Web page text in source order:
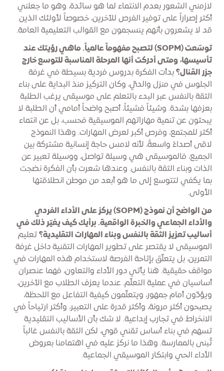
لازمني الشعور بعدم الانتماء لما هو سائدة، وهو ما جعلني
أكثر إصراراً على توفير الفرص للآخرين، خصوصاً لأولئك الذين
قد لا يشعرون بأنهم ينسجمون مع القوالب التعليمية العامة.
توسّعت (SOPM) لتصبح مفهوماً عالمياً. ماهي رؤيتك عند
تأسيسها، ومتى أدركت أنها المرحلة المناسبة للتوسع خارج
جزر القنال؟ بدأت الفكرة بدروس فردية بسيطة في غرفة
الجلوس في منزل والديّ، وكان التركيز منذ البداية على بناء
الثقة بالنفس عبر البدء بالتعلم على موسيقى يرغب الطلبة
بعزفها بشدة. وشيئاً فشيئاً، أصبح واضحاً أمامي أن الطلبة لا
يبحثون عن تنمية مهاراتهم الموسيقية فحسب، بل عن انتماء
أكثر للمجتمع، وفرص أكبر لعرض المهارات. وهذا النموذج
لاقى أصداءً واسعةً، لأنه لامس حاجة إنسانية مشتركة بين
الجميع، فالموسيقى هي وسيلة تواصل، ووسيلة تعبير عن
الذات وبناء الثقة بالنفس. وعندها شعرت بأن الفكرة نضجت
بما يكفي لتتوسع إلى ما هو أبعد من موطن انطلاقتها
الأولى.
من الواضح أن نموذج (SOPM) يركز على الأداء الفردي
والأداء الجماعي والخبرة الواقعية. برأيك كيف يغيّر ذلك في
أساليب تعزيز الثقة بالنفس وبناء المهارات التقليدية؟ تعليم
الموسيقى لا يقتصر على تطوير المهارات التقنية داخل غرفة
التمرين، بل يتعلّق بإتاحة الفرصة لاستخدام هذه المهارات في
مواقف حقيقية. هنا يأتي دور الأداء والتعاون، فهما عنصران
أساسيان في عملية التعلّم. عندما يعزف الطلاب مع الآخرين،
ويؤدّون أمام جمهور، ويتعلّمون كيفية التفاعل مع اللحظة،
يصبحون أكثر مرونة، وأكثر قدرة على التعبير، وأكثر ارتياحاً في
الانخراط في تجارب إبداعية. لا شك بأن الأساليب التقليدية
تسهم في بناء أساس تقني قوي، لكن الثقة بالنفس غالباً
تُبنى بالممارسة. وهذا ما نركز عليه في اهتمامنا بعروض
الأداء الحي وابتكار الموسيقي الجماعية.